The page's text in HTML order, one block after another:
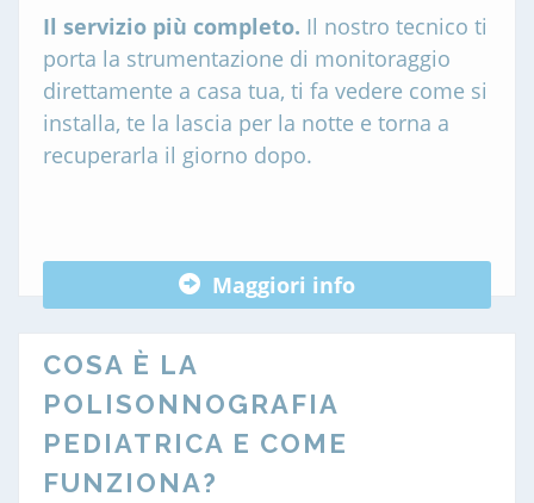
Il servizio più completo. Il nostro tecnico ti
porta la strumentazione di monitoraggio
direttamente a casa tua, ti fa vedere come si
installa, te la lascia per la notte e torna a
recuperarla il giorno dopo.
Maggiori info
COSA È LA
POLISONNOGRAFIA
PEDIATRICA E COME
FUNZIONA?